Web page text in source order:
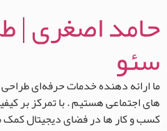
حامد اصغری |
سئو
ما ارائه‌ دهنده خدمات حرفه‌ای
های اجتماعی هستیم . با تمرکز بر
کسب‌ و کار ها در فضای دیجیتال